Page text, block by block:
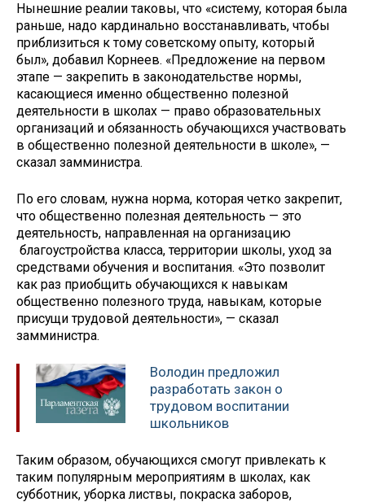
Нынешние реалии таковы, что «систему, которая была
раньше, надо кардинально восстанавливать, чтобы
приблизиться к тому советскому опыту, который
был», добавил Корнеев. «Предложение на первом
этапе — закрепить в законодательстве нормы,
касающиеся именно общественно полезной
деятельности в школах — право образовательных
организаций и обязанность обучающихся участвовать
в общественно полезной деятельности в школе», —
сказал замминистра.
По его словам, нужна норма, которая четко закрепит,
что общественно полезная деятельность — это
деятельность, направленная на организацию
благоустройства класса, территории школы, уход за
средствами обучения и воспитания. «Это позволит
как раз приобщить обучающихся к навыкам
общественно полезного труда, навыкам, которые
присущи трудовой деятельности», — сказал
замминистра.
Володин предложил
разработать закон о
трудовом воспитании
школьников
Таким образом, обучающихся смогут привлекать к
таким популярным мероприятиям в школах, как
субботник, уборка листвы, покраска заборов,